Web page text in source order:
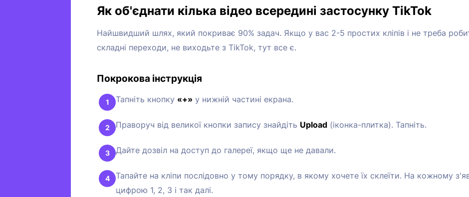
Як об'єднати кілька відео всередині застосунку TikTok
Найшвидший шлях, який покриває 90% задач. Якщо у вас 2-5 простих кліпів і не треба
складні переходи, не виходьте з TikTok, тут все є.
Покрокова інструкція
Тапніть кнопку «+» у нижній частині екрана.
Праворуч від великої кнопки запису знайдіть Upload (іконка-плитка). Тапніть.
Дайте дозвіл на доступ до галереї, якщо ще не давали.
Тапайте на кліпи послідовно у тому порядку, в якому хочете їх склеїти. На кожному
цифрою 1, 2, 3 і так далі.